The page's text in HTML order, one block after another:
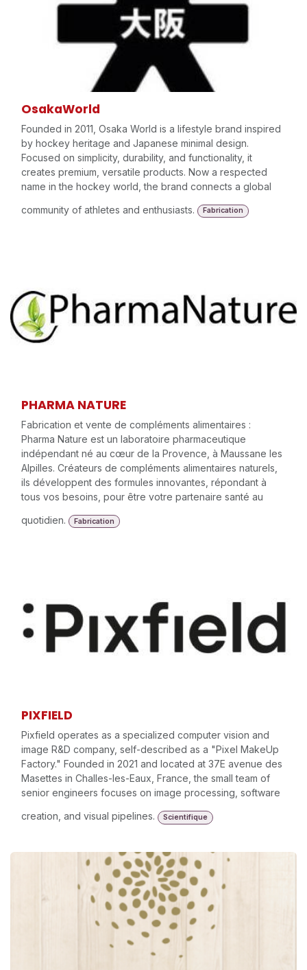
OsakaWorld
Founded in 2011, Osaka World is a lifestyle brand inspired
by hockey heritage and Japanese minimal design.
Focused on simplicity, durability, and functionality, it
creates premium, versatile products. Now a respected
name in the hockey world, the brand connects a global
community of athletes and enthusiasts.
Fabrication
PHARMA NATURE
Fabrication et vente de compléments alimentaires :
Pharma Nature est un laboratoire pharmaceutique
indépendant né au cœur de la Provence, à Maussane les
Alpilles. Créateurs de compléments alimentaires naturels,
ils développent des formules innovantes, répondant à
tous vos besoins, pour être votre partenaire santé au
quotidien.
Fabrication
PIXFIELD
Pixfield operates as a specialized computer vision and
image R&D company, self-described as a "Pixel MakeUp
Factory." Founded in 2021 and located at 37E avenue des
Masettes in Challes-les-Eaux, France, the small team of
senior engineers focuses on image processing, software
creation, and visual pipelines.
Scientifique